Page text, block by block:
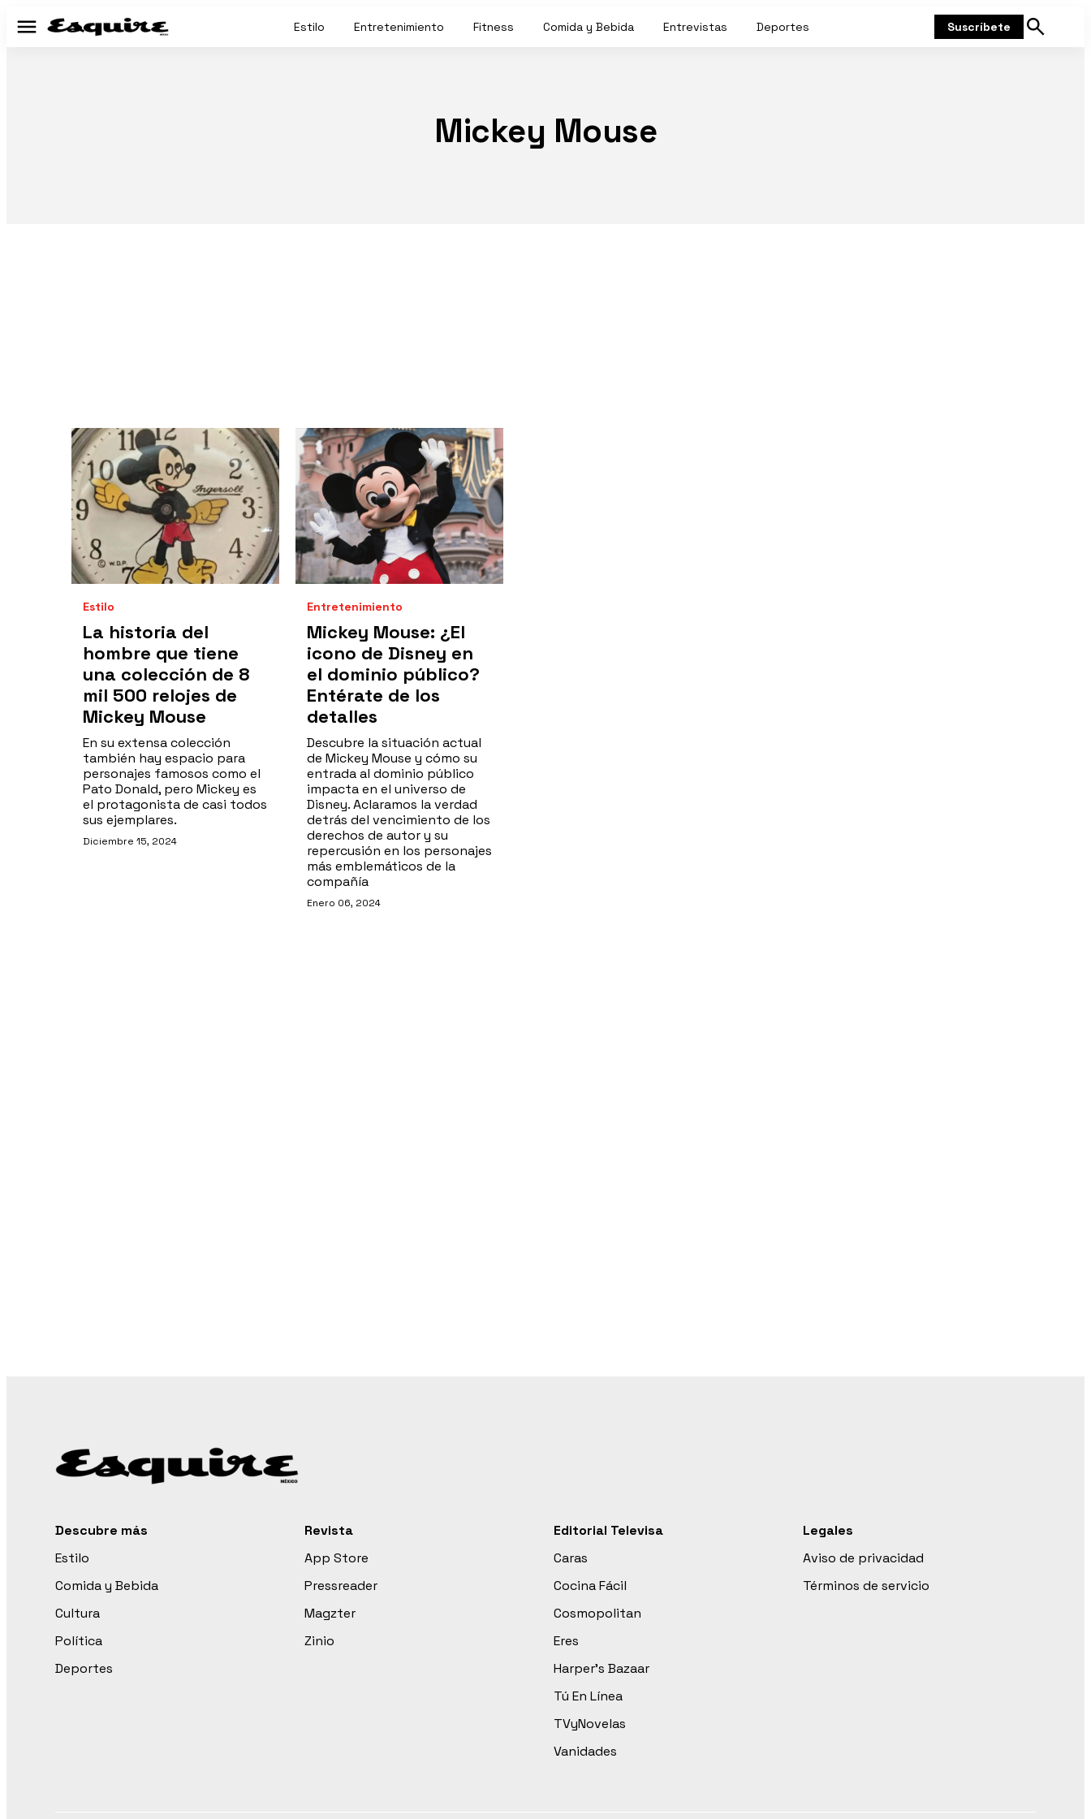
Menú Estilo Entretenimiento Fitness Comida y Bebida Entrevistas Deportes Suscríbete
Mostrar
Mickey Mouse
Estilo
La historia del
hombre que tiene
una colección de 8
mil 500 relojes de
Mickey Mouse
En su extensa colección
también hay espacio para
personajes famosos como el
Pato Donald, pero Mickey es
el protagonista de casi todos
sus ejemplares.
Diciembre 15, 2024
Entretenimiento
Mickey Mouse: ¿El
icono de Disney en
el dominio público?
Entérate de los
detalles
Descubre la situación actual
de Mickey Mouse y cómo su
entrada al dominio público
impacta en el universo de
Disney. Aclaramos la verdad
detrás del vencimiento de los
derechos de autor y su
repercusión en los personajes
más emblemáticos de la
compañía
Enero 06, 2024
Descubre más
Estilo
Comida y Bebida
Cultura
Política
Deportes
Revista
App Store
Pressreader
Magzter
Zinio
Editorial Televisa
Caras
Cocina Fácil
Cosmopolitan
Eres
Harper’s Bazaar
Tú En Línea
TVyNovelas
Vanidades
Legales
Aviso de privacidad
Términos de servicio